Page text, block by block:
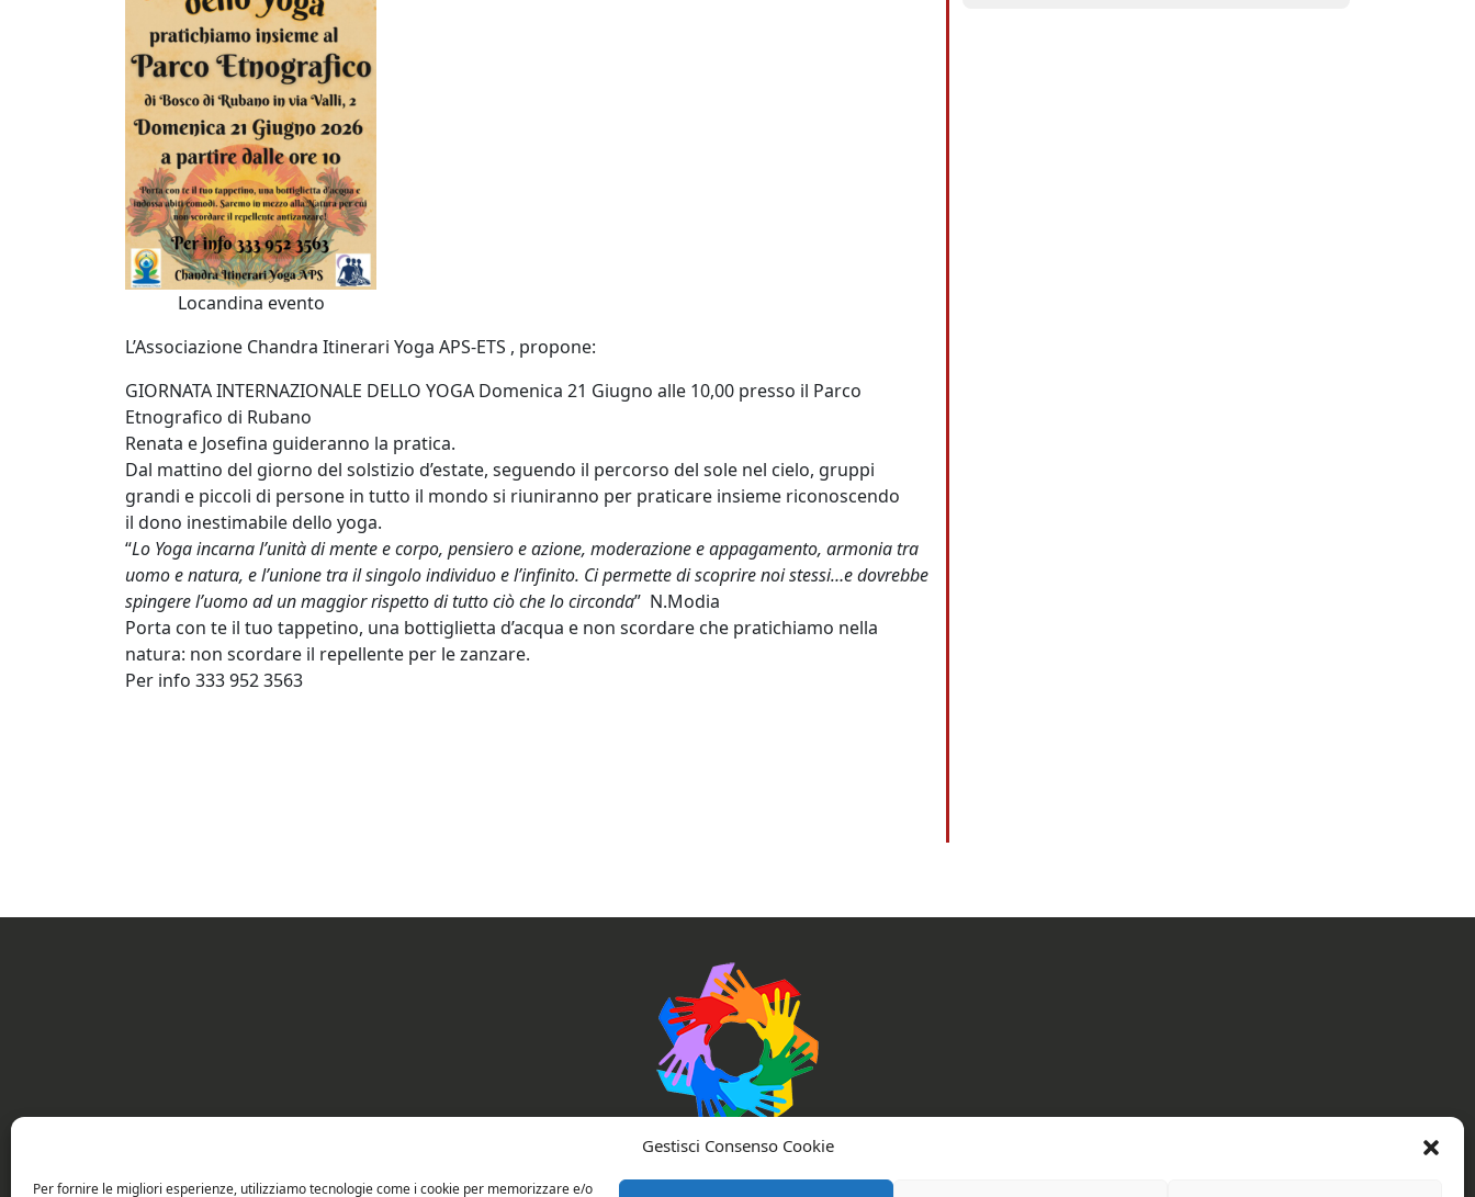
Gestisci Consenso Cookie
Per fornire le migliori esperienze, utilizziamo tecnologie come i cookie per memorizzare e/o
Locandina evento
L’Associazione Chandra Itinerari Yoga APS-ETS , propone:
GIORNATA INTERNAZIONALE DELLO YOGA Domenica 21 Giugno alle 10,00 presso il Parco
Etnografico di Rubano
Renata e Josefina guideranno la pratica.
Dal mattino del giorno del solstizio d’estate, seguendo il percorso del sole nel cielo, gruppi
grandi e piccoli di persone in tutto il mondo si riuniranno per praticare insieme riconoscendo
il dono inestimabile dello yoga.
“Lo Yoga incarna l’unità di mente e corpo, pensiero e azione, moderazione e appagamento, armonia tra
uomo e natura, e l’unione tra il singolo individuo e l’infinito. Ci permette di scoprire noi stessi…e dovrebbe
spingere l’uomo ad un maggior rispetto di tutto ciò che lo circonda” N.Modia
Porta con te il tuo tappetino, una bottiglietta d’acqua e non scordare che pratichiamo nella
natura: non scordare il repellente per le zanzare.
Per info 333 952 3563
AssociAzioni Connesse